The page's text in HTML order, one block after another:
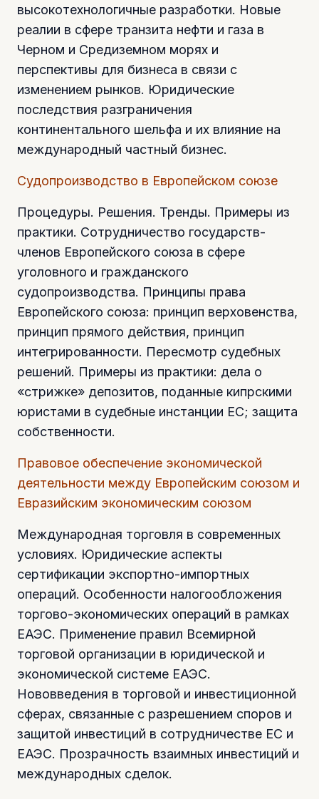
высокотехнологичные разработки. Новые
реалии в сфере транзита нефти и газа в
Черном и Средиземном морях и
перспективы для бизнеса в связи с
изменением рынков. Юридические
последствия разграничения
континентального шельфа и их влияние на
международный частный бизнес.
Судопроизводство в Европейском союзе
Процедуры. Решения. Тренды. Примеры из
практики. Сотрудничество государств-
членов Европейского союза в сфере
уголовного и гражданского
судопроизводства. Принципы права
Европейского союза: принцип верховенства,
принцип прямого действия, принцип
интегрированности. Пересмотр судебных
решений. Примеры из практики: дела о
«стрижке» депозитов, поданные кипрскими
юристами в судебные инстанции ЕС; защита
собственности.
Правовое обеспечение экономической
деятельности между Европейским союзом и
Евразийским экономическим союзом
Международная торговля в современных
условиях. Юридические аспекты
сертификации экспортно-импортных
операций. Особенности налогообложения
торгово-экономических операций в рамках
ЕАЭС. Применение правил Всемирной
торговой организации в юридической и
экономической системе ЕАЭС.
Нововведения в торговой и инвестиционной
сферах, связанные с разрешением споров и
защитой инвестиций в сотрудничестве ЕС и
ЕАЭС. Прозрачность взаимных инвестиций и
международных сделок.